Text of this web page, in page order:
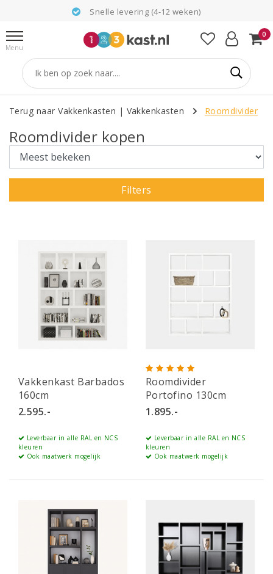
Snelle levering (4-12 weken)
Menu
0
Terug naar Vakkenkasten | Vakkenkasten Roomdivider
Roomdivider kopen
Filters
Vakkenkast Barbados
160cm
2.595.-
Leverbaar in alle RAL en NCS
kleuren
Ook maatwerk mogelijk
Roomdivider
Portofino 130cm
1.895.-
Leverbaar in alle RAL en NCS
kleuren
Ook maatwerk mogelijk